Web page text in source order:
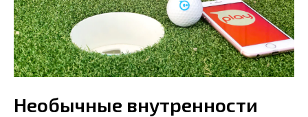
Необычные внутренности